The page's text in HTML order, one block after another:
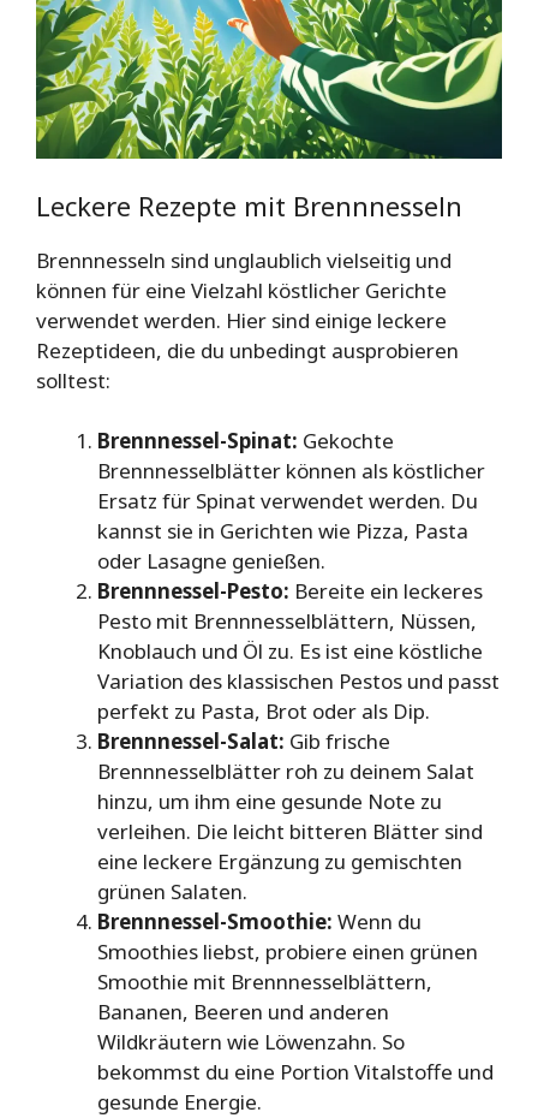
Leckere Rezepte mit Brennnesseln
Brennnesseln sind unglaublich vielseitig und
können für eine Vielzahl köstlicher Gerichte
verwendet werden. Hier sind einige leckere
Rezeptideen, die du unbedingt ausprobieren
solltest:
Brennnessel-Spinat: Gekochte
Brennnesselblätter können als köstlicher
Ersatz für Spinat verwendet werden. Du
kannst sie in Gerichten wie Pizza, Pasta
oder Lasagne genießen.
Brennnessel-Pesto: Bereite ein leckeres
Pesto mit Brennnesselblättern, Nüssen,
Knoblauch und Öl zu. Es ist eine köstliche
Variation des klassischen Pestos und passt
perfekt zu Pasta, Brot oder als Dip.
Brennnessel-Salat: Gib frische
Brennnesselblätter roh zu deinem Salat
hinzu, um ihm eine gesunde Note zu
verleihen. Die leicht bitteren Blätter sind
eine leckere Ergänzung zu gemischten
grünen Salaten.
Brennnessel-Smoothie: Wenn du
Smoothies liebst, probiere einen grünen
Smoothie mit Brennnesselblättern,
Bananen, Beeren und anderen
Wildkräutern wie Löwenzahn. So
bekommst du eine Portion Vitalstoffe und
gesunde Energie.